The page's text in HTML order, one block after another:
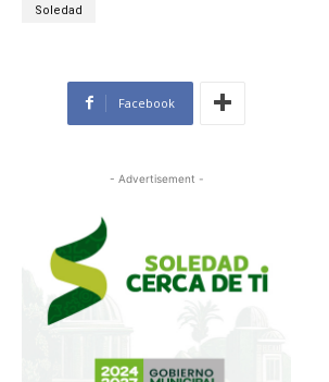
Soledad
Facebook
- Advertisement -